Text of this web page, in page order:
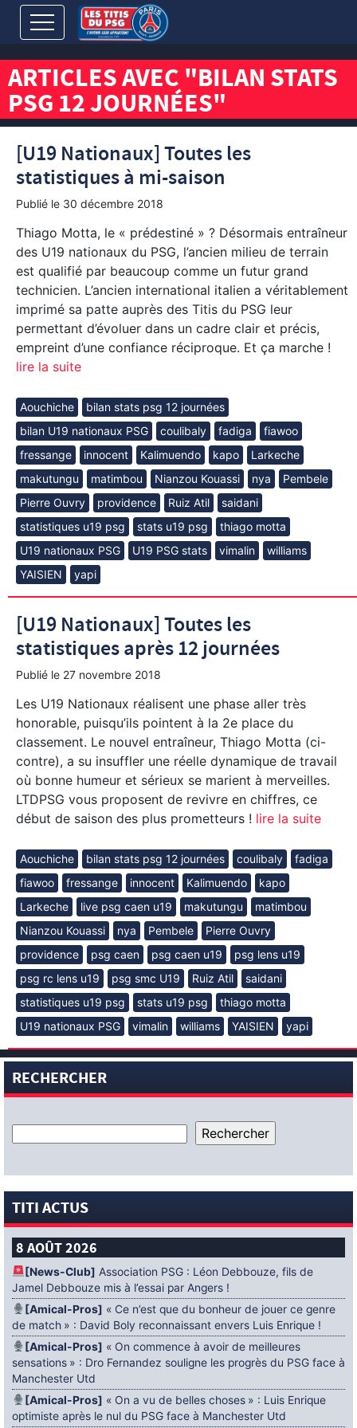
ARTICLES AVEC "BILAN STATS
PSG 12 JOURNÉES"
[U19 Nationaux] Toutes les
statistiques à mi-saison
Publié le 30 décembre 2018
Thiago Motta, le « prédestiné » ? Désormais entraîneur
des U19 nationaux du PSG, l’ancien milieu de terrain
est qualifié par beaucoup comme un futur grand
technicien. L’ancien international italien a véritablement
imprimé sa patte auprès des Titis du PSG leur
permettant d’évoluer dans un cadre clair et précis,
empreint d’une confiance réciproque. Et ça marche !
lire la suite
Aouchiche
bilan stats psg 12 journées
bilan U19 nationaux PSG
coulibaly fadiga
fiawoo
fressange
innocent Kalimuendo kapo
Larkeche
makutungu
matimbou Nianzou Kouassi nya
Pembele
Pierre Ouvry
providence Ruiz Atil
saidani
statistiques u19 psg
stats u19 psg
thiago motta
U19 nationaux PSG
U19 PSG stats vimalin
williams
YAISIEN
yapi
[U19 Nationaux] Toutes les
statistiques après 12 journées
Publié le 27 novembre 2018
Les U19 Nationaux réalisent une phase aller très
honorable, puisqu’ils pointent à la 2e place du
classement. Le nouvel entraîneur, Thiago Motta (ci-
contre), a su insuffler une réelle dynamique de travail
où bonne humeur et sérieux se marient à merveilles.
LTDPSG vous proposent de revivre en chiffres, ce
début de saison des plus prometteurs ! lire la suite
Aouchiche bilan stats psg 12 journées coulibaly
fadiga
fiawoo
fressange innocent Kalimuendo
kapo
Larkeche
live psg caen u19 makutungu
matimbou
Nianzou Kouassi
nya Pembele
Pierre Ouvry
providence
psg caen psg caen u19
psg lens u19
psg rc lens u19
psg smc U19 Ruiz Atil
saidani
statistiques u19 psg
stats u19 psg
thiago motta
U19 nationaux PSG
vimalin williams YAISIEN yapi
RECHERCHER
TITI ACTUS
8 AOÛT 2026
[News-Club] Association PSG : Léon Debbouze, fils de
Jamel Debbouze mis à l’essai par Angers !
[Amical-Pros] « Ce n’est que du bonheur de jouer ce genre
de match » : David Boly reconnaissant envers Luis Enrique !
[Amical-Pros] « On commence à avoir de meilleures
sensations » : Dro Fernandez souligne les progrès du PSG face à
Manchester Utd
[Amical-Pros] « On a vu de belles choses » : Luis Enrique
optimiste après le nul du PSG face à Manchester Utd